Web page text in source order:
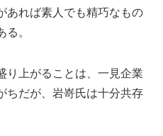
あれば素人でも精巧なもの
。
上がることは、一見企業
ちだが、岩嵜氏は十分共存